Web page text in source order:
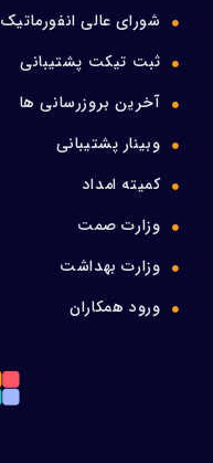
شورای عالی انفورماتیک
ثبت تیکت پشتیبانی
آخرین بروزرسانی ها
وبینار پشتیبانی
کمیته امداد
وزارت صمت
وزارت بهداشت
ورود همکاران